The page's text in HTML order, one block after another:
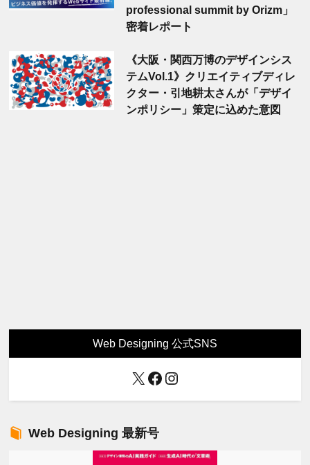
professional summit by Orizm」
密着レポート
《大阪・関西万博のデザインシス
テムVol.1》クリエイティブディレ
クター・引地耕太さんが「デザイ
ンポリシー」策定に込めた意図
Web Designing 公式SNS
X Facebook
Instagram
Web Designing 最新号